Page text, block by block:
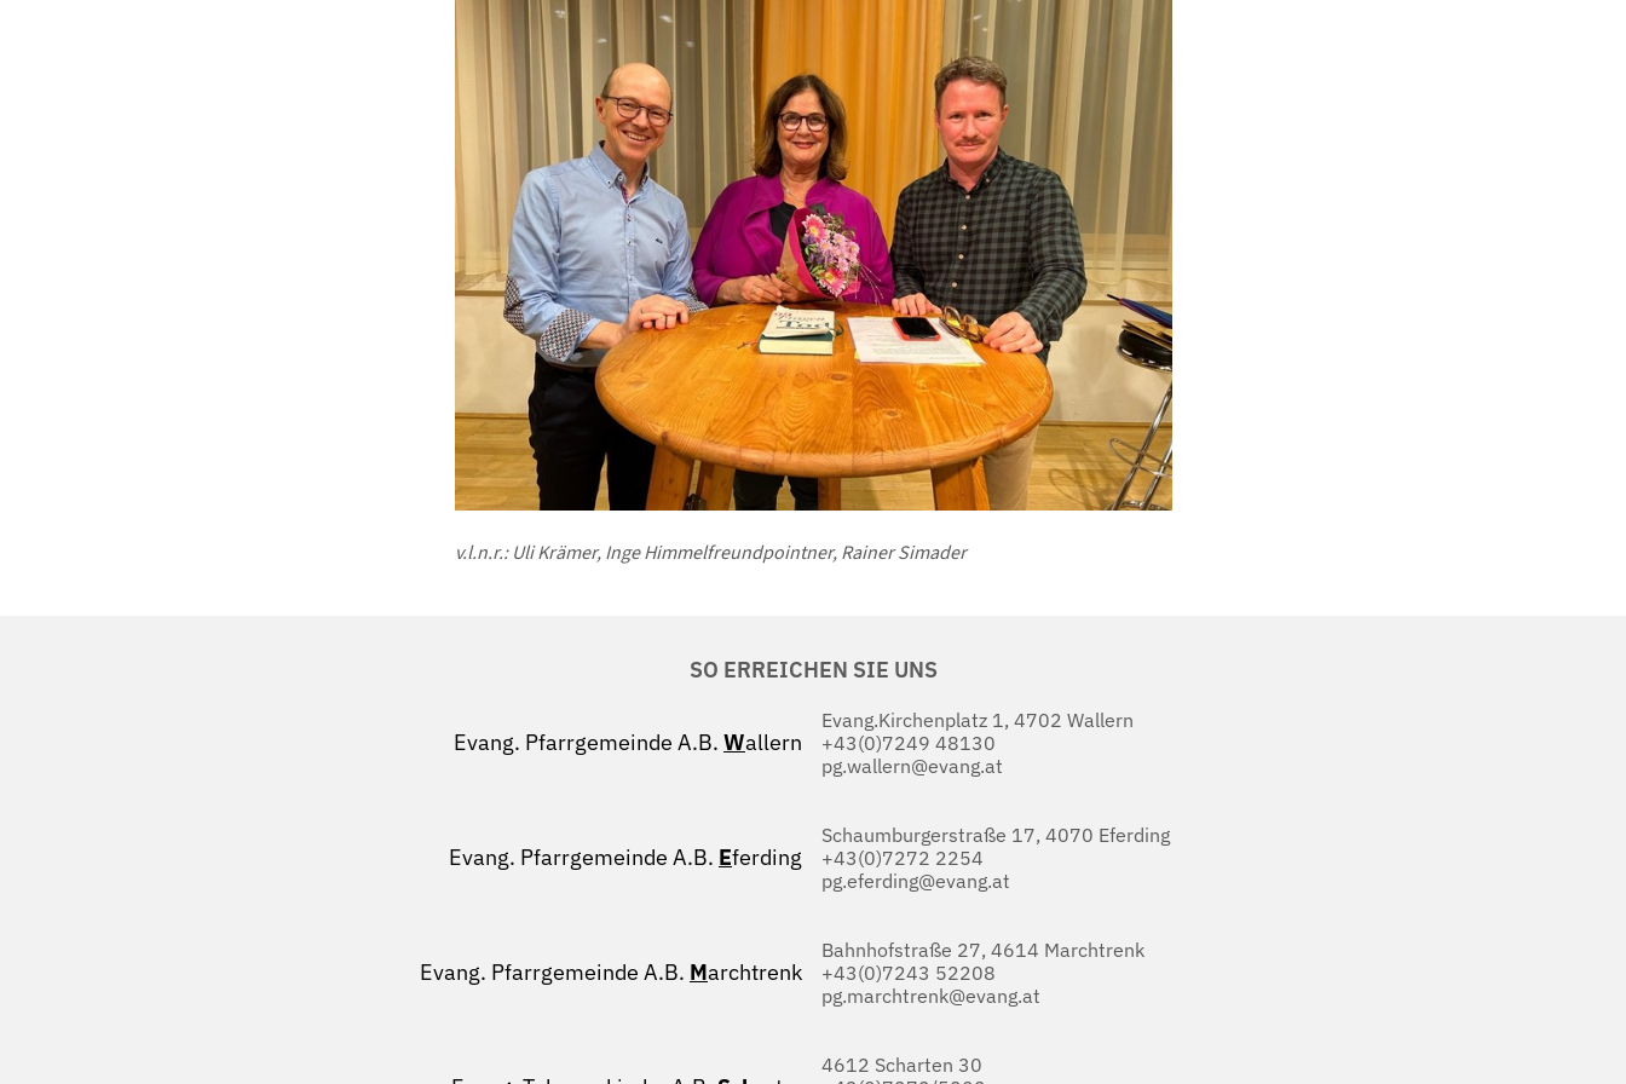
v.l.n.r.: Uli Krämer, Inge Himmelfreundpointner, Rainer Simader
SO ERREICHEN SIE UNS
Evang. Pfarrgemeinde A.B. Wallern
Evang.Kirchenplatz 1, 4702 Wallern
+43(0)7249 48130
pg.wallern@evang.at
Evang. Pfarrgemeinde A.B. Eferding
Schaumburgerstraße 17, 4070 Eferding
+43(0)7272 2254
pg.eferding@evang.at
Evang. Pfarrgemeinde A.B. Marchtrenk
Bahnhofstraße 27, 4614 Marchtrenk
+43(0)7243 52208
pg.marchtrenk@evang.at
4612 Scharten 30